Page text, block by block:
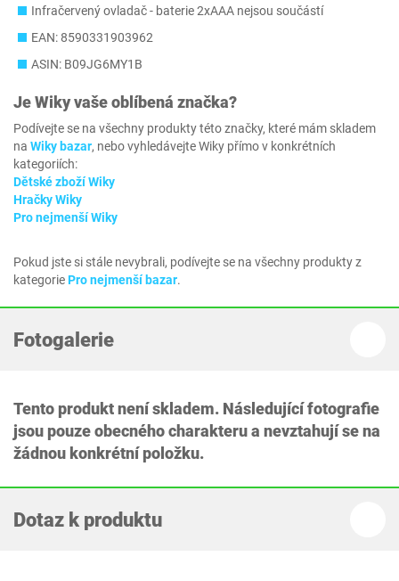
Infračervený ovladač - baterie 2xAAA nejsou součástí
EAN: 8590331903962
ASIN: B09JG6MY1B
JeWikyvaše oblíbená značka?
Podívejte se na všechny produkty této značky, které mám skladem
na Wiky bazar, nebo vyhledávejte Wiky přímo v konkrétních
kategoriích:
Dětské zboží Wiky
Hračky Wiky
Pro nejmenší Wiky
Pokud jste si stále nevybrali, podívejte se na všechny produkty z
kategoriePro nejmenší bazar.
Fotogalerie
Tento produkt není skladem. Následující fotografie
jsou pouze obecného charakteru a nevztahují se na
žádnou konkrétní položku.
Dotaz k produktu